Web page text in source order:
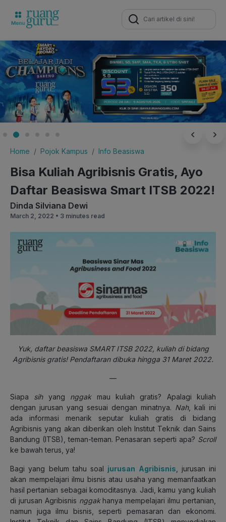
Search
for:
Home Pojok Kampus Info Beasiswa
Bisa Kuliah Agribisnis Gratis, Ayo
Daftar Beasiswa Smart ITSB 2022!
Dinda Silviana Dewi
March 2, 2022 • 3 minutes read
Yuk, daftar beasiswa SMART ITSB 2022, kuliah di bidang
Agribisnis gratis! Pendaftaran dibuka hingga 31 Maret 2022.
—
Siapa sihyang nggak mau kuliah gratis? Apalagi kuliah
dengan jurusan yang sesuai dengan minatnya. Nah, kali ini
ada informasi menarik seputar kuliah gratis di bidang
Agribisnis yang akan diberikan oleh Institut Teknik dan Sains
Bandung (ITSB), teman-teman. Penasaran seperti apa? Scroll
ke bawah terus, ya!
Bagi yang belum tahu soal jurusan Agribisnis , jurusan ini
akan mempelajari ilmu bisnis atau usaha yang memanfaatkan
hasil pertanian sebagai komoditasnya. Jadi, kamu yang kuliah
di jurusan Agribisnis nggakhanya mempelajari ilmu pertanian,
namun juga ilmu bisnis, seperti pemasaran dan ekonomi.